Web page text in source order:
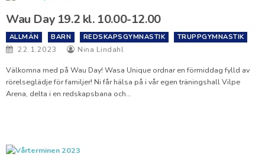
Wau Day 19.2 kl. 10.00-12.00
ALLMÄN BARN REDSKAPSGYMNASTIK TRUPPGYMNASTIK
22.1.2023 Nina Lindahl
Välkomna med på Wau Day! Wasa Unique ordnar en förmiddag fylld av
rörelseglädje för familjer! Ni får hälsa på i vår egen träningshall Vilpe
Arena, delta i en redskapsbana och…